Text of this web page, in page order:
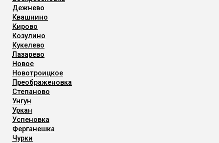
Дежнево
Квашнино
Кирово
Козулино
Кукелево
Лазарево
Новое
Новотроицкое
Преображеновка
Степаново
Унгун
Уркан
Успеновка
Ферганешка
Чурки